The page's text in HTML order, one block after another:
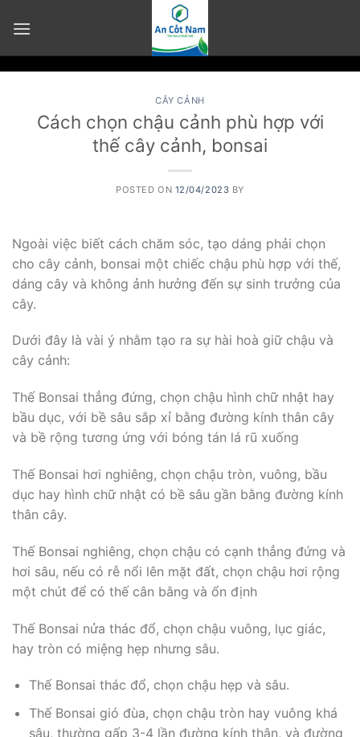
CÂY CẢNH
Cách chọn chậu cảnh phù hợp với
thế cây cảnh, bonsai
POSTED ON 12/04/2023 BY
Ngoài việc biết cách chăm sóc, tạo dáng phải chọn
cho cây cảnh, bonsai một chiếc chậu phù hợp với thế,
dáng cây và không ảnh hưởng đến sự sinh trưởng của
cây.
Dưới đây là vài ý nhằm tạo ra sự hài hoà giữ chậu và
cây cảnh:
Thế Bonsai thẳng đứng, chọn chậu hình chữ nhật hay
bầu dục, với bề sâu sắp xỉ bằng đường kính thân cây
và bề rộng tương ứng với bóng tán lá rũ xuống
Thế Bonsai hơi nghiêng, chọn chậu tròn, vuông, bầu
dục hay hình chữ nhật có bề sâu gần bằng đường kính
thân cây.
Thế Bonsai nghiêng, chọn chậu có cạnh thẳng đứng và
hơi sâu, nếu có rễ nổi lên mặt đất, chọn chậu hơi rộng
một chút để có thế cân bằng và ổn định
Thế Bonsai nửa thác đổ, chọn chậu vuông, lục giác,
hay tròn có miệng hẹp nhưng sâu.
Thế Bonsai thác đổ, chọn chậu hẹp và sâu.
Thế Bonsai gió đùa, chọn chậu tròn hay vuông khá
sâu, thường gấp 3-4 lần đường kính thân, và đường